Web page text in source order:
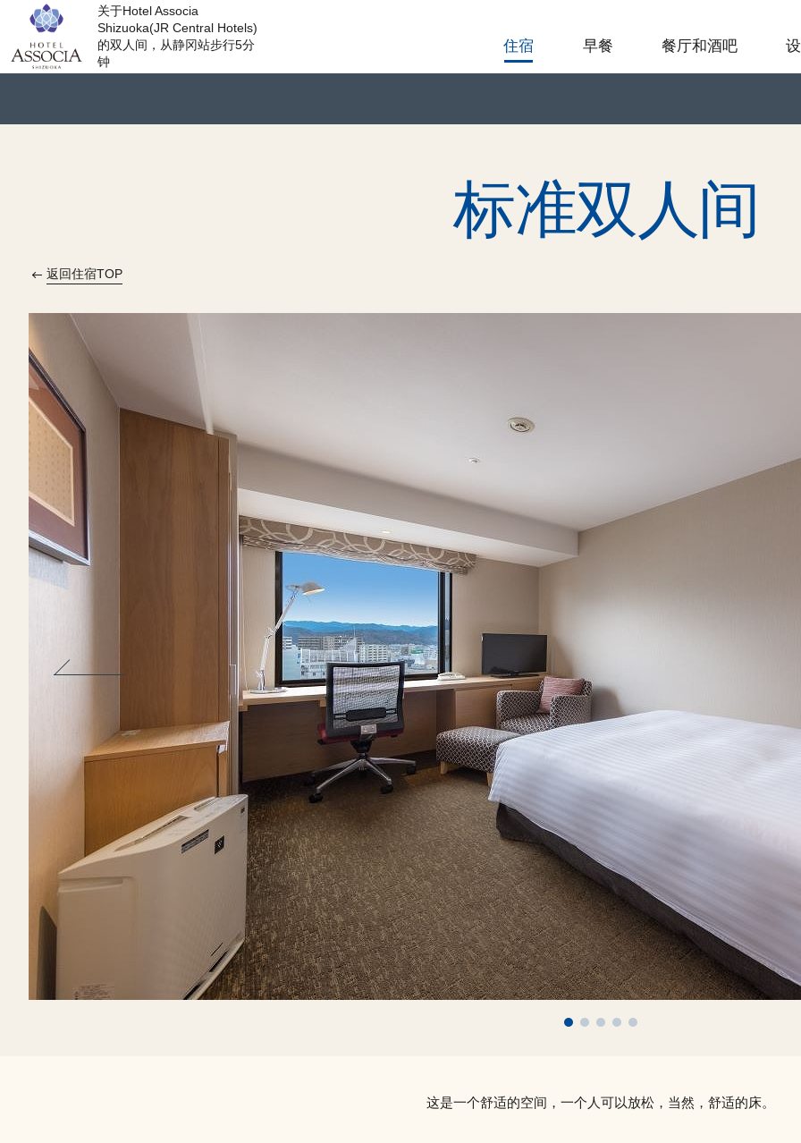
关于Hotel Associa
Shizuoka(JR Central Hotels)
的双人间，从静冈站步行5分
钟
住宿 早餐 餐厅和酒吧
标准双人间
返回住宿TOP
这是一个舒适的空间，一个人可以放松，当然，舒适的床。